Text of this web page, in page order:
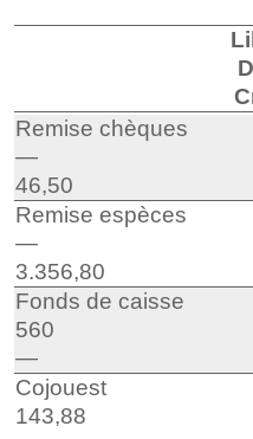
Remise chèques
—
46,50
Remise espèces
—
3.356,80
Fonds de caisse
560
—
Cojouest
143,88